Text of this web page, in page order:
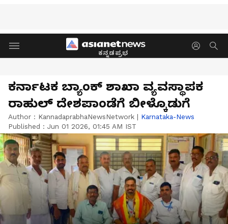
ಕನ್ನಡಪ್ರಭ
ಕರ್ನಾಟಕ ಬ್ಯಾಂಕ್‌ ಶಾಖಾ ವ್ಯವಸ್ಥಾಪಕ
ರಾಹುಲ್‌ ದೇಶಪಾಂಡೆಗೆ ಬೀಳ್ಕೊಡುಗೆ
Author : KannadaprabhaNewsNetwork | Karnataka-News
Published : Jun 01 2026, 01:45 AM IST